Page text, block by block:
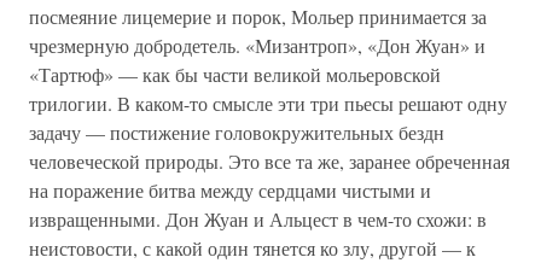
посмеяние лицемерие и порок, Мольер принимается за
чрезмерную добродетель. «Мизантроп», «Дон Жуан» и
«Тартюф» — как бы части великой мольеровской
трилогии. В каком-то смысле эти три пьесы решают одну
задачу — постижение головокружительных бездн
человеческой природы. Это все та же, заранее обреченная
на поражение битва между сердцами чистыми и
извращенными. Дон Жуан и Альцест в чем-то схожи: в
неистовости, с какой один тянется ко злу, другой — к